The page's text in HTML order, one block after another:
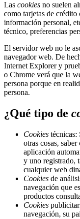
Las cookies no suelen
como tarjetas de
información personal,
técnico, preferencias
El servidor web no le
navegador web. De
Internet Explorer y
o Chrome verá que la
persona porque en
persona.
¿Qué tipo de
Cookies técnicas:
otras cosas,
aplicación
y uno registrado,
cualquier web
Cookies de
navegación que
productos
Cookies
navegación, su